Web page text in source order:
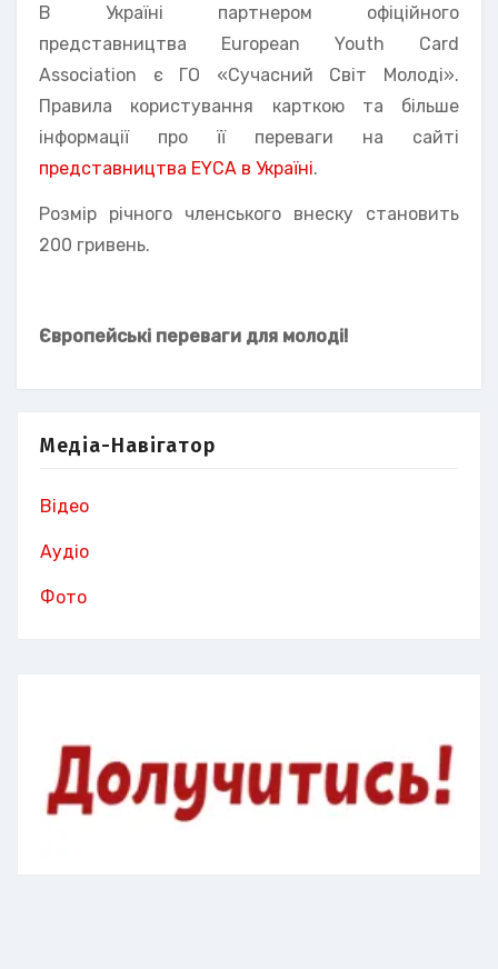
В Україні партнером офіційного
представництва European Youth Card
Association є ГО «Сучасний Світ Молоді».
Правила користування карткою та більше
інформації про її переваги на сайті
представництва EYCA в Україні.
Розмір річного членського внеску становить
200 гривень.
Європейські переваги для молоді!
Медіа-Навігатор
Відео
Аудіо
Фото